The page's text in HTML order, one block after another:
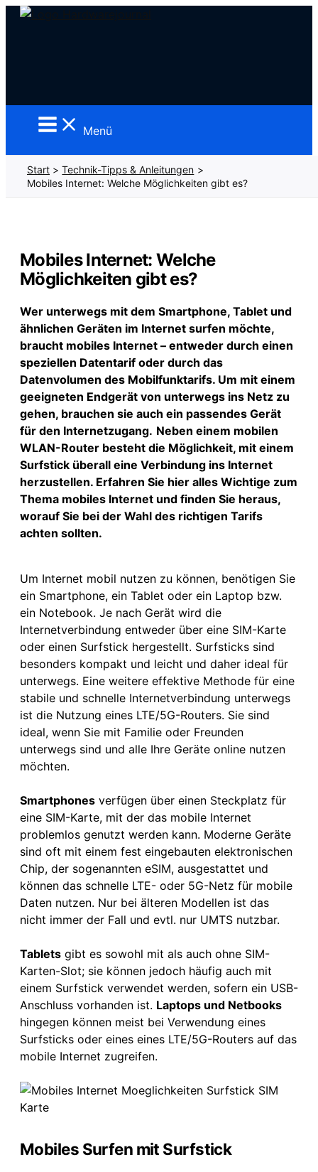
Zum
Menü
Start
Technik-Tipps & Anleitungen
Mobiles Internet: Welche Möglichkeiten gibt es?
Mobiles Internet: Welche
Möglichkeiten gibt es?
Wer unterwegs mit dem Smartphone, Tablet und
ähnlichen Geräten im Internet surfen möchte,
braucht mobiles Internet – entweder durch einen
speziellen Datentarif oder durch das
Datenvolumen des Mobilfunktarifs. Um mit einem
geeigneten Endgerät von unterwegs ins Netz zu
gehen, brauchen sie auch ein passendes Gerät
für den Internetzugang. Neben einem mobilen
WLAN-Router besteht die Möglichkeit, mit einem
Surfstick überall eine Verbindung ins Internet
herzustellen. Erfahren Sie hier alles Wichtige zum
Thema mobiles Internet und finden Sie heraus,
worauf Sie bei der Wahl des richtigen Tarifs
achten sollten.
Um Internet mobil nutzen zu können, benötigen Sie
ein Smartphone, ein Tablet oder ein Laptop bzw.
ein Notebook. Je nach Gerät wird die
Internetverbindung entweder über eine SIM-Karte
oder einen Surfstick hergestellt. Surfsticks sind
besonders kompakt und leicht und daher ideal für
unterwegs. Eine weitere effektive Methode für eine
stabile und schnelle Internetverbindung unterwegs
ist die Nutzung eines LTE/5G-Routers. Sie sind
ideal, wenn Sie mit Familie oder Freunden
unterwegs sind und alle Ihre Geräte online nutzen
möchten.
Smartphones verfügen über einen Steckplatz für
eine SIM-Karte, mit der das mobile Internet
problemlos genutzt werden kann. Moderne Geräte
sind oft mit einem fest eingebauten elektronischen
Chip, der sogenannten eSIM, ausgestattet und
können das schnelle LTE- oder 5G-Netz für mobile
Daten nutzen. Nur bei älteren Modellen ist das
nicht immer der Fall und evtl. nur UMTS nutzbar.
Tablets gibt es sowohl mit als auch ohne SIM-
Karten-Slot; sie können jedoch häufig auch mit
einem Surfstick verwendet werden, sofern ein USB-
Anschluss vorhanden ist. Laptops und Netbooks
hingegen können meist bei Verwendung eines
Surfsticks oder eines eines LTE/5G-Routers auf das
mobile Internet zugreifen.
Mobiles Surfen mit Surfstick